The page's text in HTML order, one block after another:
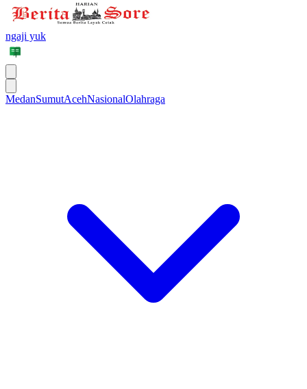
ngaji yuk
MedanSumutAcehNasionalOlahraga